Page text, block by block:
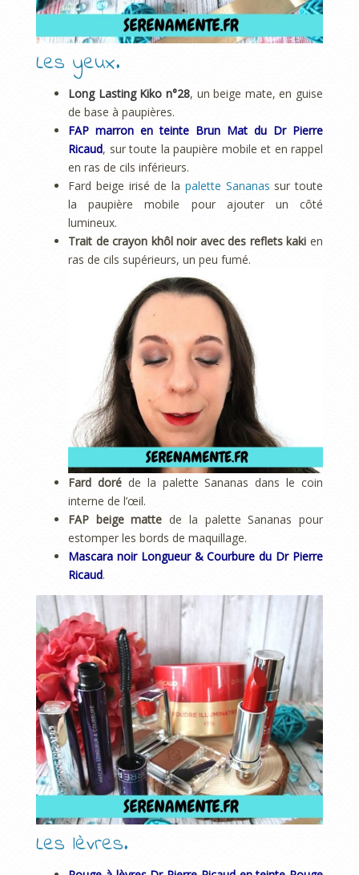
Les yeux.
Long Lasting Kiko n°28, un beige mate, en guise
de base à paupières.
FAP marron en teinte Brun Mat du Dr Pierre
Ricaud, sur toute la paupière mobile et en rappel
en ras de cils inférieurs.
Fard beige irisé de la palette Sananas sur toute
la paupière mobile pour ajouter un côté
lumineux.
Trait de crayon khôl noir avec des reflets kaki en
ras de cils supérieurs, un peu fumé.
Fard doréde la palette Sananas dans le coin
interne de l’œil.
FAP beige matte de la palette Sananas pour
estomper les bords de maquillage.
Mascara noir Longueur & Courbure du Dr Pierre
Ricaud.
Les lèvres.